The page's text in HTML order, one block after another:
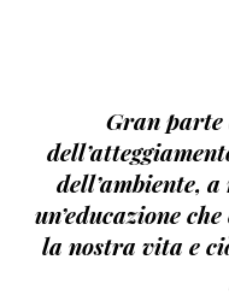
Gran
dell’ambiente,
un’educazione
la nostra vita e